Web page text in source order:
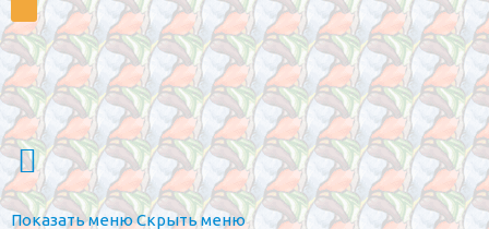
Показать менюСкрыть меню